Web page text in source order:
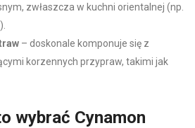
zwłaszcza w kuchni orientalnej (np.
– doskonale komponuje się z
korzennych przypraw, takimi jak
wybrać Cynamon